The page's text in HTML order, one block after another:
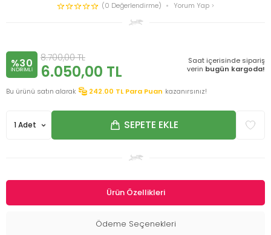
(0 Değerlendirme)
Yorum Yap
%30
INDIRIMLI
8.700,00TL
6.050,00 TL
Saat içerisinde sipariş
verin bugün kargoda!
Bu ürünü satın alarak 242.00 TL Para Puan kazanırsınız!
SEPETE EKLE
Ürün Özellikleri
Ödeme Seçenekleri